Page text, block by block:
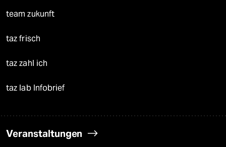
team zukunft
taz frisch
taz zahl ich
taz lab Infobrief
Veranstaltungen